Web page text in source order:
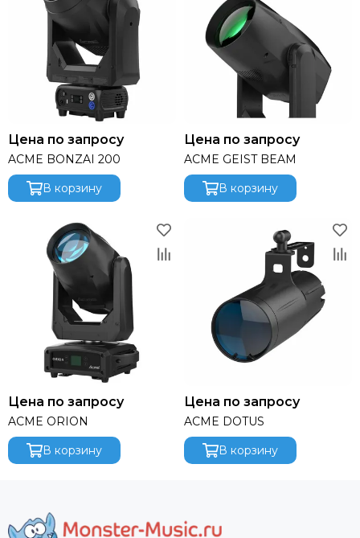
Цена по запросу
ACME BONZAI 200
В корзину
Цена по запросу
ACME GEIST BEAM
В корзину
Цена по запросу
ACME ORION
В корзину
Цена по запросу
ACME DOTUS
В корзину